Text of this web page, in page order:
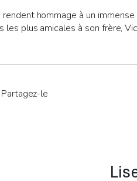
rendent hommage à un
les plus amicales à son frère,
le